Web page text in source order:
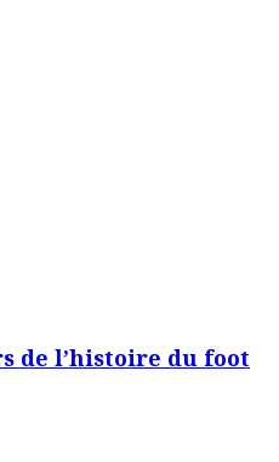
de l’histoire du foot